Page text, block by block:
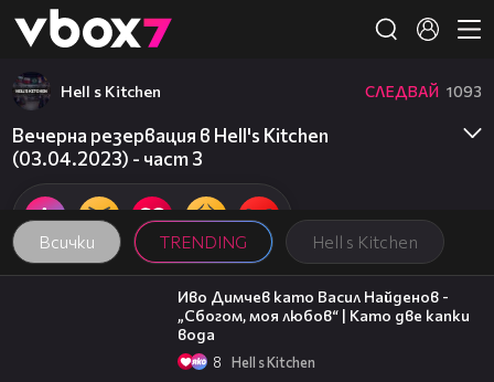
👾
Всички TRENDING Hell s Kitchen
Hell s Kitchen СЛЕДВАЙ 1093
Вечерна резервация в Hell's Kitchen
(03.04.2023) - част 3
07:36
Иво Димчев като Васил Найденов -
„Сбогом, моя любов“ | Като две капки
вода
8 Hell s Kitchen